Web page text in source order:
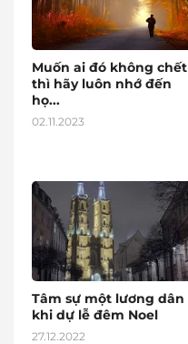
Muốn ai đó không chết
thì hãy luôn nhớ đến
họ...
02.11.2023
Tâm sự một lương dân
khi dự lễ đêm Noel
27.12.2022